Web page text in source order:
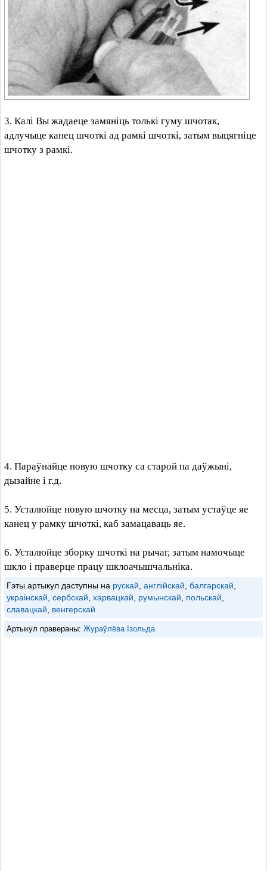
3. Калі Вы жадаеце замяніць толькі гуму шчотак,
адлучыце канец шчоткі ад рамкі шчоткі, затым выцягніце
шчотку з рамкі.
4. Параўнайце новую шчотку са старой па даўжыні,
дызайне і г.д.
5. Усталюйце новую шчотку на месца, затым устаўце яе
канец у рамку шчоткі, каб замацаваць яе.
6. Усталюйце зборку шчоткі на рычаг, затым намочыце
шкло і праверце працу шклоачышчальніка.
Гэты артыкул даступны на рускай англійскай балгарскай
украінскай сербскай харвацкай румынскай польскай
славацкай
венгерскай
Артыкул правераны: Жураўлёва Ізольда